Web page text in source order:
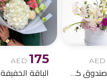
AED
ترتيب الصندوق كالا ليلي
AED 175
الباقة الخفيفة